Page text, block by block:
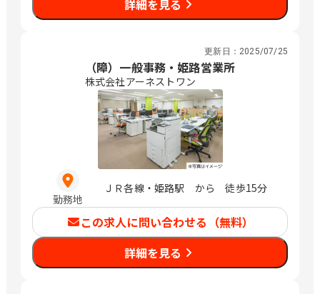
詳細を見る
更新日： 2025/07/25
（障）一般事務・姫路営業所
株式会社アーネストワン
勤務地
ＪＲ各線・姫路駅 から 徒歩15分
この求人に問い合わせる（無料）
詳細を見る